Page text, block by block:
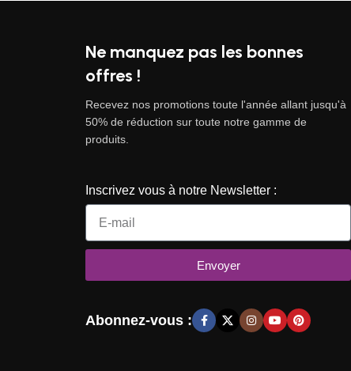
Ne manquez pas les bonnes
offres !
Recevez nos promotions toute l'année allant jusqu'à
50% de réduction sur toute notre gamme de
produits.
Inscrivez vous à notre Newsletter :
Envoyer
Abonnez-vous :